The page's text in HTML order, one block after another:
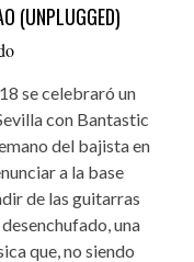
(UNPLUGGED)
se celebraró un
con Bantastic
del bajista en
a la base
de las guitarras
una
que, no siendo